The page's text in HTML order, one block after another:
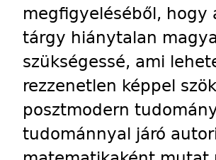
megfigyeléséből, hogy
tárgy hiánytalan
szükségessé, ami
rezzenetlen képpel
posztmodern
tudománnyal járó